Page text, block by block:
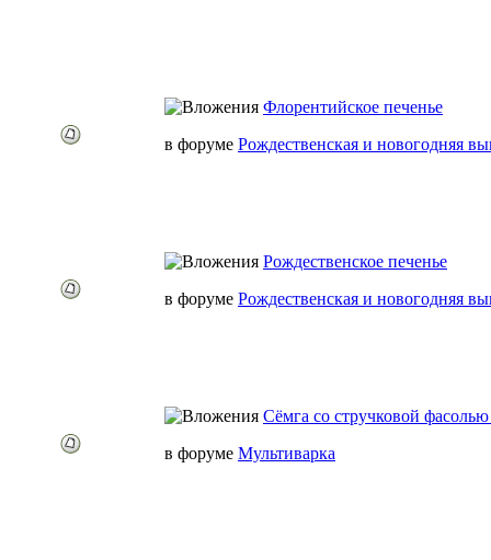
Флорентийское печенье
в форуме Рождественская и новогодняя
Рождественское печенье
в форуме Рождественская и новогодняя
Сёмга со стручковой
в форуме Мультиварка